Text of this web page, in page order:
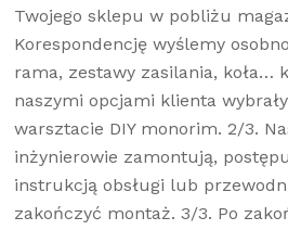
Twojego sklepu w pobliżu
Korespondencję wyślemy
rama, zestawy zasilania, koła…
naszymi opcjami klienta
warsztacie DIY monorim. 2/3.
inżynierowie zamontują,
instrukcją obsługi lub
zakończyć montaż. 3/3. Po